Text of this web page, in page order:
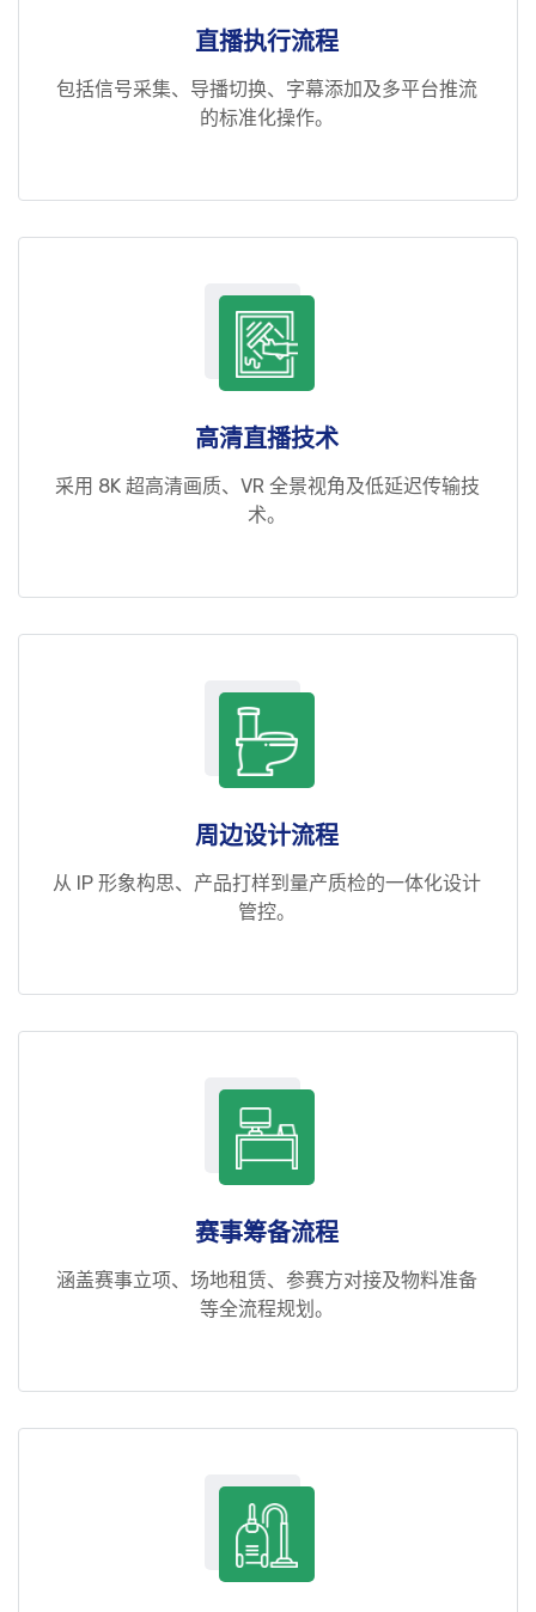
直播执行流程
包括信号采集、导播切换、字幕添加及多平台推流
的标准化操作。
高清直播技术
采用 8K 超高清画质、VR 全景视角及低延迟传输技
术。
周边设计流程
从 IP 形象构思、产品打样到量产质检的一体化设计
管控。
赛事筹备流程
涵盖赛事立项、场地租赁、参赛方对接及物料准备
等全流程规划。